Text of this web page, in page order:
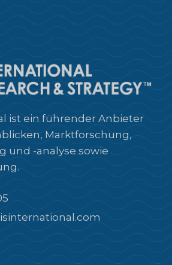
ist ein führender Anbieter
Marktforschung,
und -analyse sowie